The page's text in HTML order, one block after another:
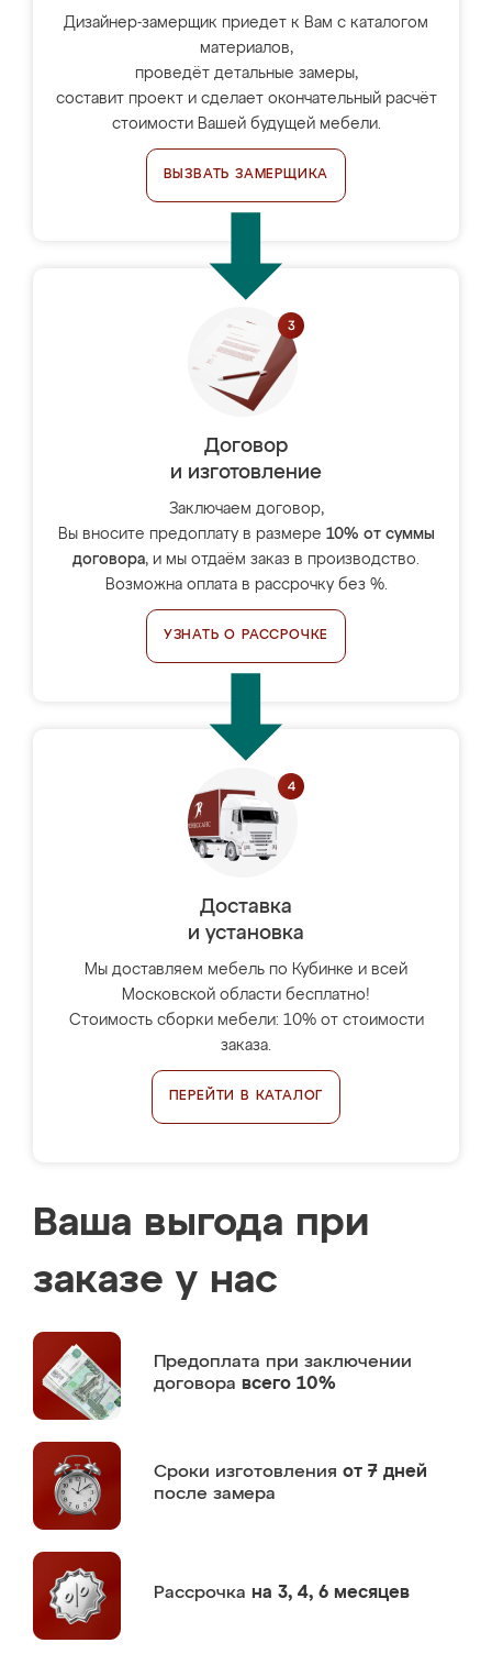
Дизайнер-замерщик приедет к Вам с каталогом
материалов,
проведёт детальные замеры,
составит проект и сделает окончательный расчёт
стоимости Вашей будущей мебели.
ВЫЗВАТЬ ЗАМЕРЩИКА
Договор
и изготовление
Заключаем договор,
Вы вносите предоплату в размере 10% от суммы
договора, и мы отдаём заказ в производство.
Возможна оплата в рассрочку без %.
УЗНАТЬ О РАССРОЧКЕ
Доставка
и установка
Мы доставляем мебель по Кубинке и всей
Московской области бесплатно!
Стоимость сборки мебели: 10% от стоимости
заказа.
ПЕРЕЙТИ В КАТАЛОГ
Ваша выгода при
заказе у нас
Предоплата при заключении
договора всего 10%
Сроки изготовления от 7 дней
после замера
Рассрочка на 3, 4, 6 месяцев